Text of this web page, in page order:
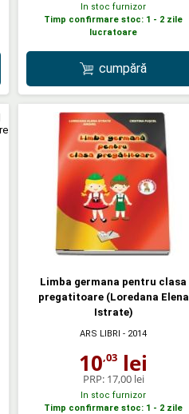
In stoc furnizor
Timp confirmare stoc: 1 - 2 zile
lucratoare
cumpără
Limba germana pentru clasa
pregatitoare (Loredana Elena
Istrate)
ARS LIBRI - 2014
10,03 lei
PRP: 17,00 lei
In stoc furnizor
Timp confirmare stoc: 1 - 2 zile